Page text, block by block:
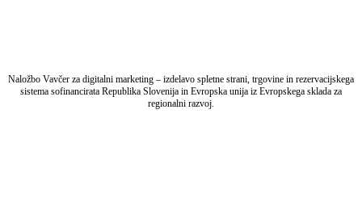
Naložbo Vavčer za digitalni marketing – izdelavo spletne strani, trgovine in rezervacijskega
sistema sofinancirata Republika Slovenija in Evropska unija iz Evropskega sklada za
regionalni razvoj.